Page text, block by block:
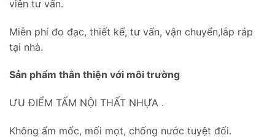
viên tư vấn.
Miễn phí đo đạc, thiết kế, tư vấn, vận chuyển,lắp ráp
tại nhà.
Sản phẩm thân thiện với môi trường
ƯU ĐIỂM TẤM NỘI THẤT NHỰA .
Không ẩm mốc, mối mọt, chống nước tuyệt đối.